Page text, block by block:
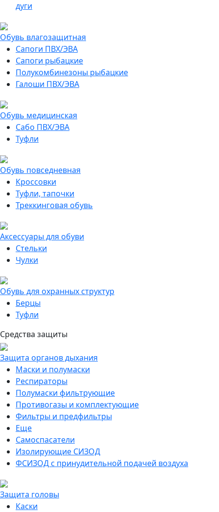
дуги
Обувь влагозащитная
Сапоги ПВХ/ЭВА
Сапоги рыбацкие
Полукомбинезоны рыбацкие
Галоши ПВХ/ЭВА
Обувь медицинская
Сабо ПВХ/ЭВА
Туфли
Обувь повседневная
Кроссовки
Туфли, тапочки
Треккинговая обувь
Аксессуары для обуви
Стельки
Чулки
Обувь для охранных структур
Берцы
Туфли
Средства защиты
Защита органов дыхания
Маски и полумаски
Респираторы
Полумаски фильтрующие
Противогазы и комплектующие
Фильтры и предфильтры
Еще
Самоспасатели
Изолирующие СИЗОД
ФСИЗОД с принудительной подачей воздуха
Защита головы
Каски